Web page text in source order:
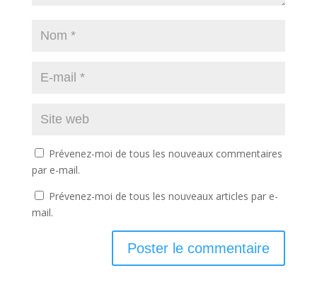
Prévenez-moi de tous les nouveaux commentaires
par e-mail.
Prévenez-moi de tous les nouveaux articles par e-
mail.